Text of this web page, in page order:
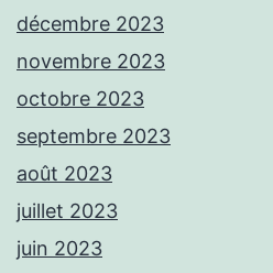
décembre 2023
novembre 2023
octobre 2023
septembre 2023
août 2023
juillet 2023
juin 2023